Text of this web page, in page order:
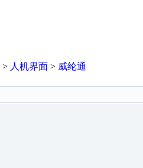
> 人机界面 > 威纶通